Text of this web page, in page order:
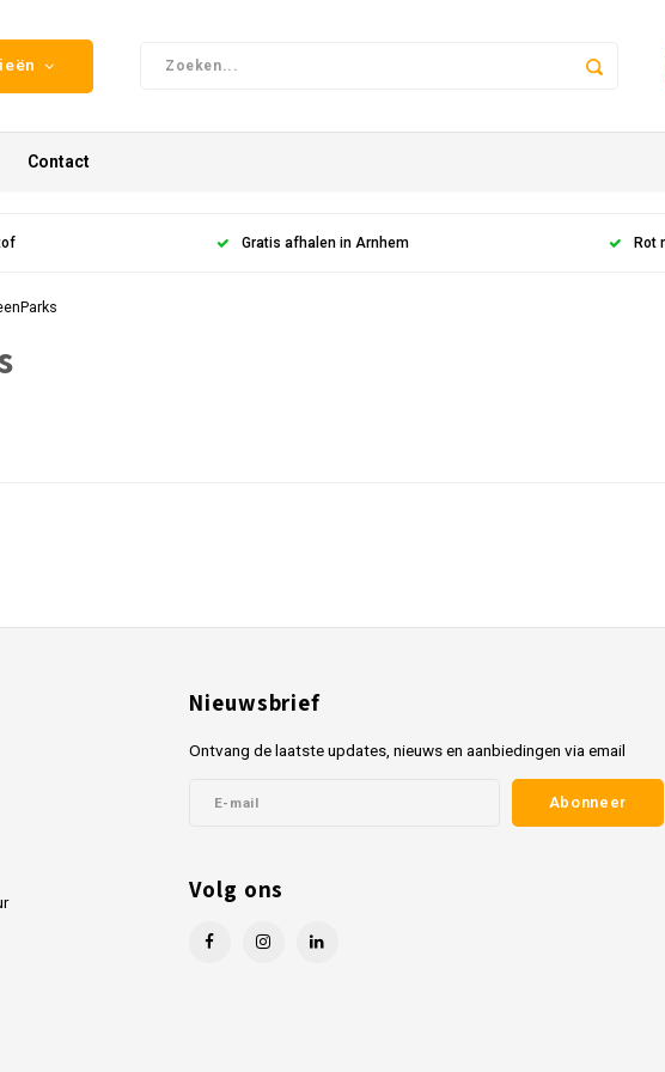
Contact
Gratis afhalen in Arnhem Rot
Nieuwsbrief
Ontvang de laatste updates, nieuws en aanbiedingen via email
Abonneer
Volg ons